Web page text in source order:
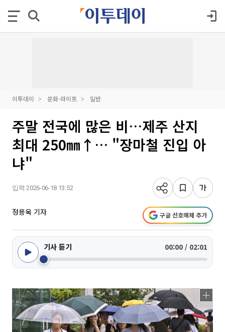
이투데이 문화·라이프 일반
주말 전국에 많은 비…제주 산지
최대 250㎜↑… "장마철 진입 아
냐"
입력 2026-06-18 13:52
정용욱 기자 구글 선호매체 추가
기사 듣기 00:00 / 02:01